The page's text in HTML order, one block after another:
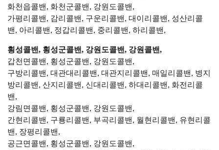
화천읍콜밴, 화천군콜밴, 강원도콜밴,
가평리콜밴, 감리콜밴, 구운리콜밴, 대이리콜밴, 성산리콜
밴, 아리콜밴, 정갑리콜밴, 중리콜밴, 하리콜밴,
횡성콜밴, 횡성군콜밴, 강원도콜밴, 강원콜밴,
갑천면콜밴, 횡성군콜밴, 강원도콜밴,
구방리콜밴, 대관대리콜밴, 대관지리콜밴, 매일리콜밴, 병지
방리콜밴, 산지리콜밴, 신대리콜밴, 하대리콜밴, 화전리콜
밴,
강림면콜밴, 횡성군콜밴, 강원도콜밴,
간현리콜밴, 구룡리콜밴, 부곡리콜밴, 월현리콜밴, 유현리콜
밴, 장평리콜밴,
공근면콜밴, 횡성군콜밴, 강원도콜밴,